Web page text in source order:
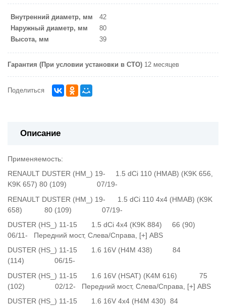
Внутренний диаметр, мм
42
Наружный диаметр, мм
80
Высота, мм
39
Гарантия (При условии установки в СТО) 12 месяцев
Поделиться
Описание
Применяемость:
RENAULT DUSTER (HM_) 19- 1.5 dCi 110 (HMAB) (K9K 656,
K9K 657) 80 (109) 07/19-
RENAULT DUSTER (HM_) 19- 1.5 dCi 110 4x4 (HMAB) (K9K
658) 80 (109) 07/19-
DUSTER (HS_) 11-15 1.5 dCi 4x4 (K9K 884) 66 (90)
06/11- Передний мост, Слева/Справа, [+] ABS
DUSTER (HS_) 11-15 1.6 16V (H4M 438) 84
(114) 06/15-
DUSTER (HS_) 11-15 1.6 16V (HSAT) (K4M 616) 75
(102) 02/12- Передний мост, Слева/Справа, [+] ABS
DUSTER (HS_) 11-15 1.6 16V 4x4 (H4M 430) 84